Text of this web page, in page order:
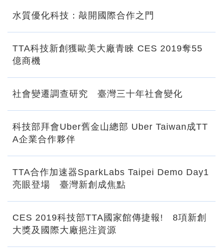
水質優化科技：敲開國際合作之門
TTA科技新創獲歐美大廠青睞 CES 2019奪55
億商機
社會變遷調查研究 臺灣三十年社會變化
科技部拜會Uber舊金山總部 Uber Taiwan成TT
A企業合作夥伴
TTA合作加速器SparkLabs Taipei Demo Day1
亮眼登場 臺灣新創成焦點
CES 2019科技部TTA國家館傳捷報! 8項新創
大獎及國際大廠挹注資源